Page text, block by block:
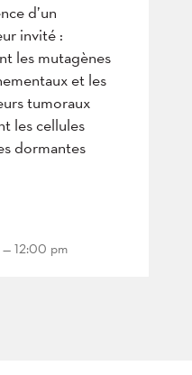
d’un
invité :
les mutagènes
et les
tumoraux
les cellules
dormantes
12:00 pm